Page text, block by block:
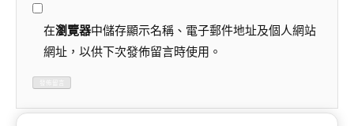
在瀏覽器中儲存顯示名稱、電子郵件地址及個人網站
網址，以供下次發佈留言時使用。